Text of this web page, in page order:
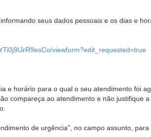
seus dados pessoais e os dias e
viewform?edit_requested=true
e horário para o qual o seu atendimento foi
compareça ao atendimento e não justifique a
de urgência”, no campo assunto, para